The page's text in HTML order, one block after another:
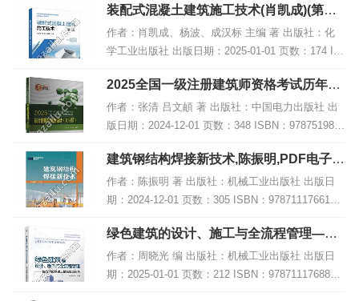
装配式混凝土建筑施工技术(肖凯成)(第二
版),PDF下载
作者：肖凯成、杨波、成汉标 主编 著 出版社：化
学工业出版社 出版日期：2025-01-01 页数：174 IS
BN：9787122464026 电子书大小：203MB [高清扫
描版PDF格式...
2025全国一级注册建筑师资格考试历年真
题解析与模拟试卷 设计前期与场地设计
(知…,PDF
作者：张清 吕文頔 著 出版社：中国电力出版社 出
版日期：2024-12-01 页数：348 ISBN：978751989
4306 电子书大小：245MB [高清扫描版PDF格式] 内
容简介...
建筑钢结构焊接新技术,陈振明,PDF电子书
下载,网盘资源
作者：陈振明 著 出版社：机械工业出版社 出版日
期：2024-12-01 页数：305 ISBN：9787111766162
电子书大小：240MB [高清扫描版PDF格式] 内容简
介 该著...
绿色建筑的设计、施工与全流程管理——
智韵大厦绿建三星级建造实录,PDF下载
作者：周晓光 编 出版社：机械工业出版社 出版日
期：2025-01-01 页数：212 ISBN：9787111768883
电子书大小：254MB [高清扫描版PDF格式] 内容简